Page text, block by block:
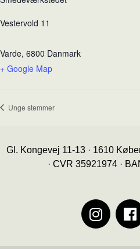
Vestervold 11
Varde, 6800 Danmark
+ Google Map
Unge stemmer
Gl. Kongevej 11-13 · 1610
· CVR 35921974 ·